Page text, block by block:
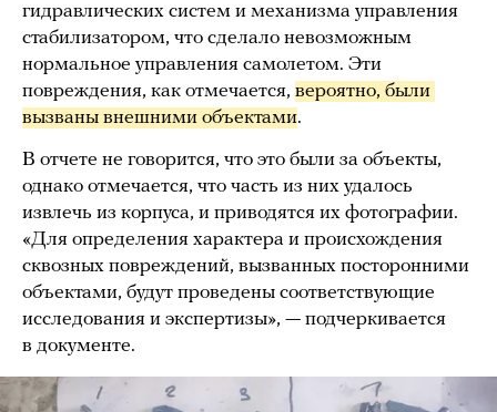
гидравлических систем и механизма управления
стабилизатором, что сделало невозможным
нормальное управления самолетом. Эти
повреждения, как отмечается, вероятно, были
вызваны внешними объектами.
В отчете не говорится, что это были за объекты,
однако отмечается, что часть из них удалось
извлечь из корпуса, и приводятся их фотографии.
«Для определения характера и происхождения
сквозных повреждений, вызванных посторонними
объектами, будут проведены соответствующие
исследования и экспертизы», — подчеркивается
в документе.